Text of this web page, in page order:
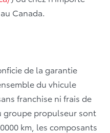
Canada.
de la garantie
du vhicule
franchise ni frais de
groupe propulseur sont
km, les composants